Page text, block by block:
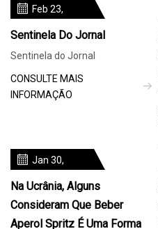
Feb 23,
Sentinela Do Jornal
Sentinela do Jornal
CONSULTE MAIS
INFORMAÇÃO
Jan 30,
Na Ucrânia, Alguns
Consideram Que Beber
Aperol Spritz É Uma Forma